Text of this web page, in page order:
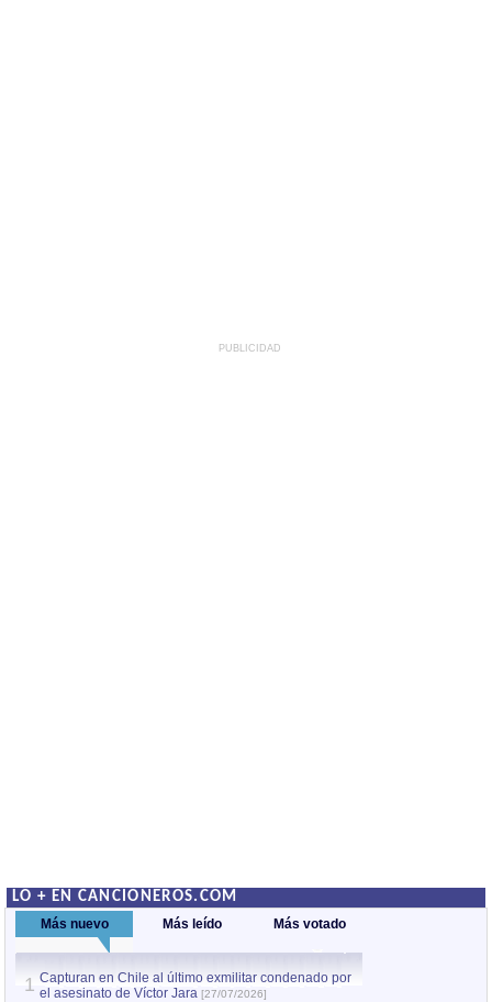
PUBLICIDAD
LO + EN CANCIONEROS.COM
Más nuevo Más leído Más votado
1 Capturan en Chile al último exmilitar condenado por
el asesinato de Víctor Jara [27/07/2026]